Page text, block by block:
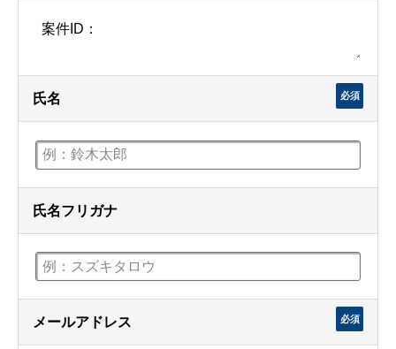
氏名 必須
氏名フリガナ
メールアドレス 必須